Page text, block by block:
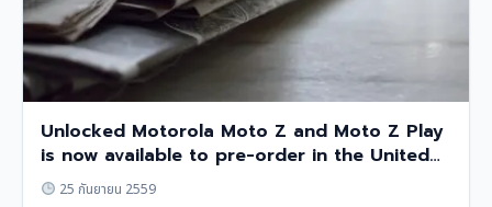
Unlocked Motorola Moto Z and Moto Z Play
is now available to pre-order in the United
States.
25 กันยายน 2559